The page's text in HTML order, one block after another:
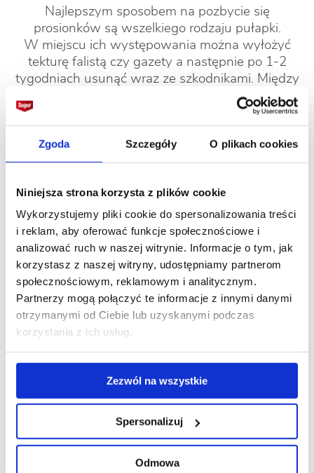
Zgoda Szczegóły O plikach cookies
Niniejsza strona korzysta z plików cookie
Wykorzystujemy pliki cookie do spersonalizowania treści
i reklam, aby oferować funkcje społecznościowe i
analizować ruch w naszej witrynie. Informacje o tym, jak
korzystasz z naszej witryny, udostępniamy partnerom
społecznościowym, reklamowym i analitycznym.
Partnerzy mogą połączyć te informacje z innymi danymi
otrzymanymi od Ciebie lub uzyskanymi podczas
korzystania z ich usług.
Zezwól na wszystkie
Spersonalizuj
Odmowa
Najlepszym sposobem na pozbycie się
prosionków są wszelkiego rodzaju pułapki.
W miejscu ich występowania można wyłożyć
tekturę falistą czy gazety a następnie po 1-2
tygodniach usunąć wraz ze szkodnikami. Między
roślinami można także rozłożyć korę drzewną
bądź zgniecioną w grudki słomę, z których
wcześnie rano łatwo usunąć zebrane stonogi.
W walce ze szkodnikiem można także sięgnąć
po środki owadobójcze, np.Mospilan 20 SP
nocny tryb życia więc oprysk powinien być
wykonany późno wieczorem.
Galeria